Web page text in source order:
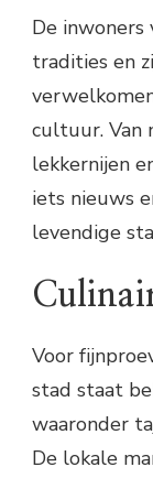
De inwoners
tradities en
cultuur. Van
lekkernijen
iets nieuws
levendige
Voor
stad staat
waaronder
De lokale